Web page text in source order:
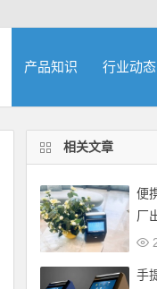
产品知识 行业动态
相关文章
便
厂
手